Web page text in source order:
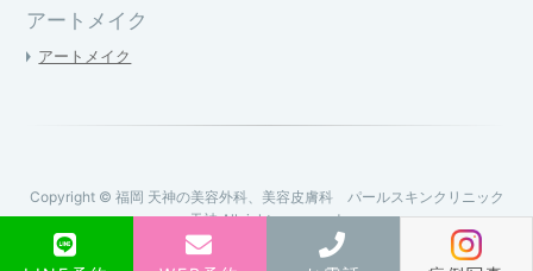
アートメイク
アートメイク
Copyright © 福岡 天神の美容外科、美容皮膚科 パールスキンクリニック
天神 All rights reserved.